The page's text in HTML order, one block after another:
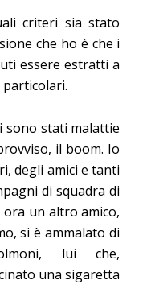
criteri sia stato
che ho è che i
essere estratti a
sono stati malattie
il boom. Io
degli amici e tanti
di squadra di
un altro amico,
si è ammalato di
lui che,
una sigaretta